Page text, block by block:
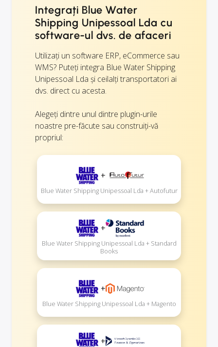
Integrați Blue Water
Shipping Unipessoal Lda cu
software-ul dvs. de afaceri
Utilizați un software ERP, eCommerce sau
WMS? Puteți integra Blue Water Shipping
Unipessoal Lda și ceilalți transportatori ai
dvs. direct cu acesta.
Alegeți dintre unul dintre plugin-urile
noastre pre-făcute sau construiți-vă
propriul:
+
Blue Water Shipping Unipessoal Lda + Autofutur
+
Blue Water Shipping Unipessoal Lda + Standard
Books
+
Blue Water Shipping Unipessoal Lda + Magento
+